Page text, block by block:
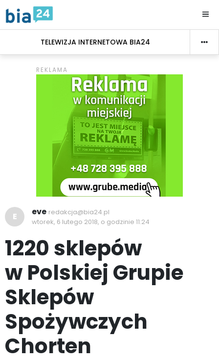
TELEWIZJA INTERNETOWA BIA24
E eve redakcja@bia24.pl
wtorek, 6 lutego 2018, o godzinie 11:24
1220 sklepów
w Polskiej Grupie
Sklepów
Spożywczych
Chorten